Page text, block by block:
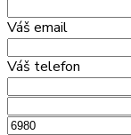
Váš email
Váš telefon